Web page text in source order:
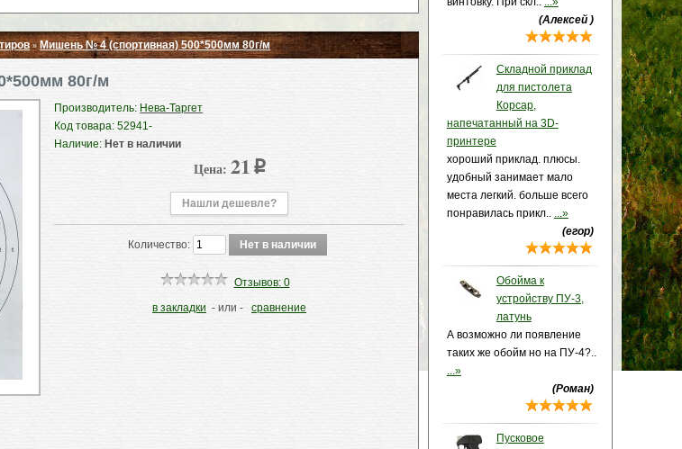
(Алексей )
Складной приклад
для пистолета
Корсар,
напечатанный на 3D-
принтере
хороший приклад. плюсы.
удобный занимает мало
места легкий. больше всего
понравилась прикл.. ...»
(егор)
Обойма к
устройству ПУ-3,
латунь
А возможно ли появление
таких же обойм но на ПУ-4?..
...»
(Роман)
Пусковое
Свернуть ▲
» Мишень № 4 (спортивная) 500*500мм 80г/м
80г/м
Производитель: Нева-Таргет
Код товара: 52941-
Наличие: Нет в наличии
Цена: 21 p
Нашли дешевле?
Количество:
Отзывов: 0
в закладки - или - сравнение